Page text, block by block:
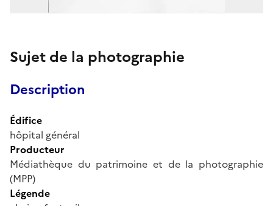
Sujet de la photographie
Description
Édifice
hôpital général
Producteur
Médiathèque du patrimoine et de la photographie
(MPP)
Légende